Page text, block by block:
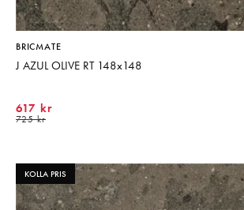
BRICMATE
J AZUL OLIVE RT 148x148
617 kr
725 kr
KOLLA PRIS